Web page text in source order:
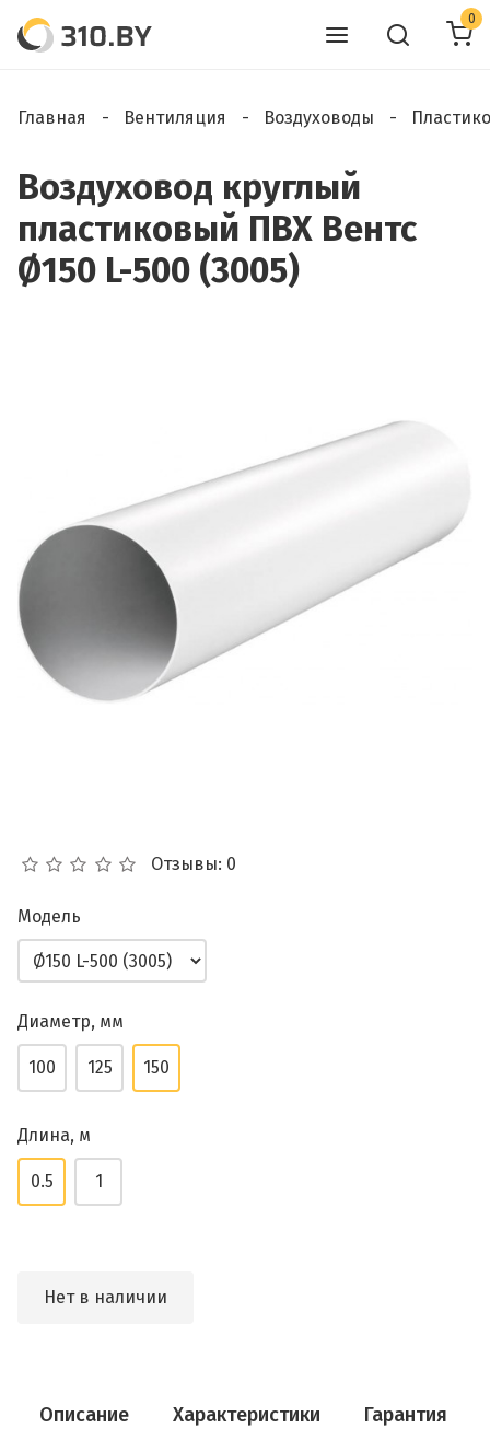
0
Главная Вентиляция Воздуховоды
Воздуховод круглый
пластиковый ПВХ Вентс
Ø150 L-500 (3005)
Отзывы: 0
Модель
Диаметр, мм
100 125 150
Длина, м
0.5 1
Нет в наличии
Описание Характеристики Гарантия